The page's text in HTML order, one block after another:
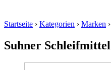
Startseite › Kategorien › Marken ›
Suhner Schleifmittel